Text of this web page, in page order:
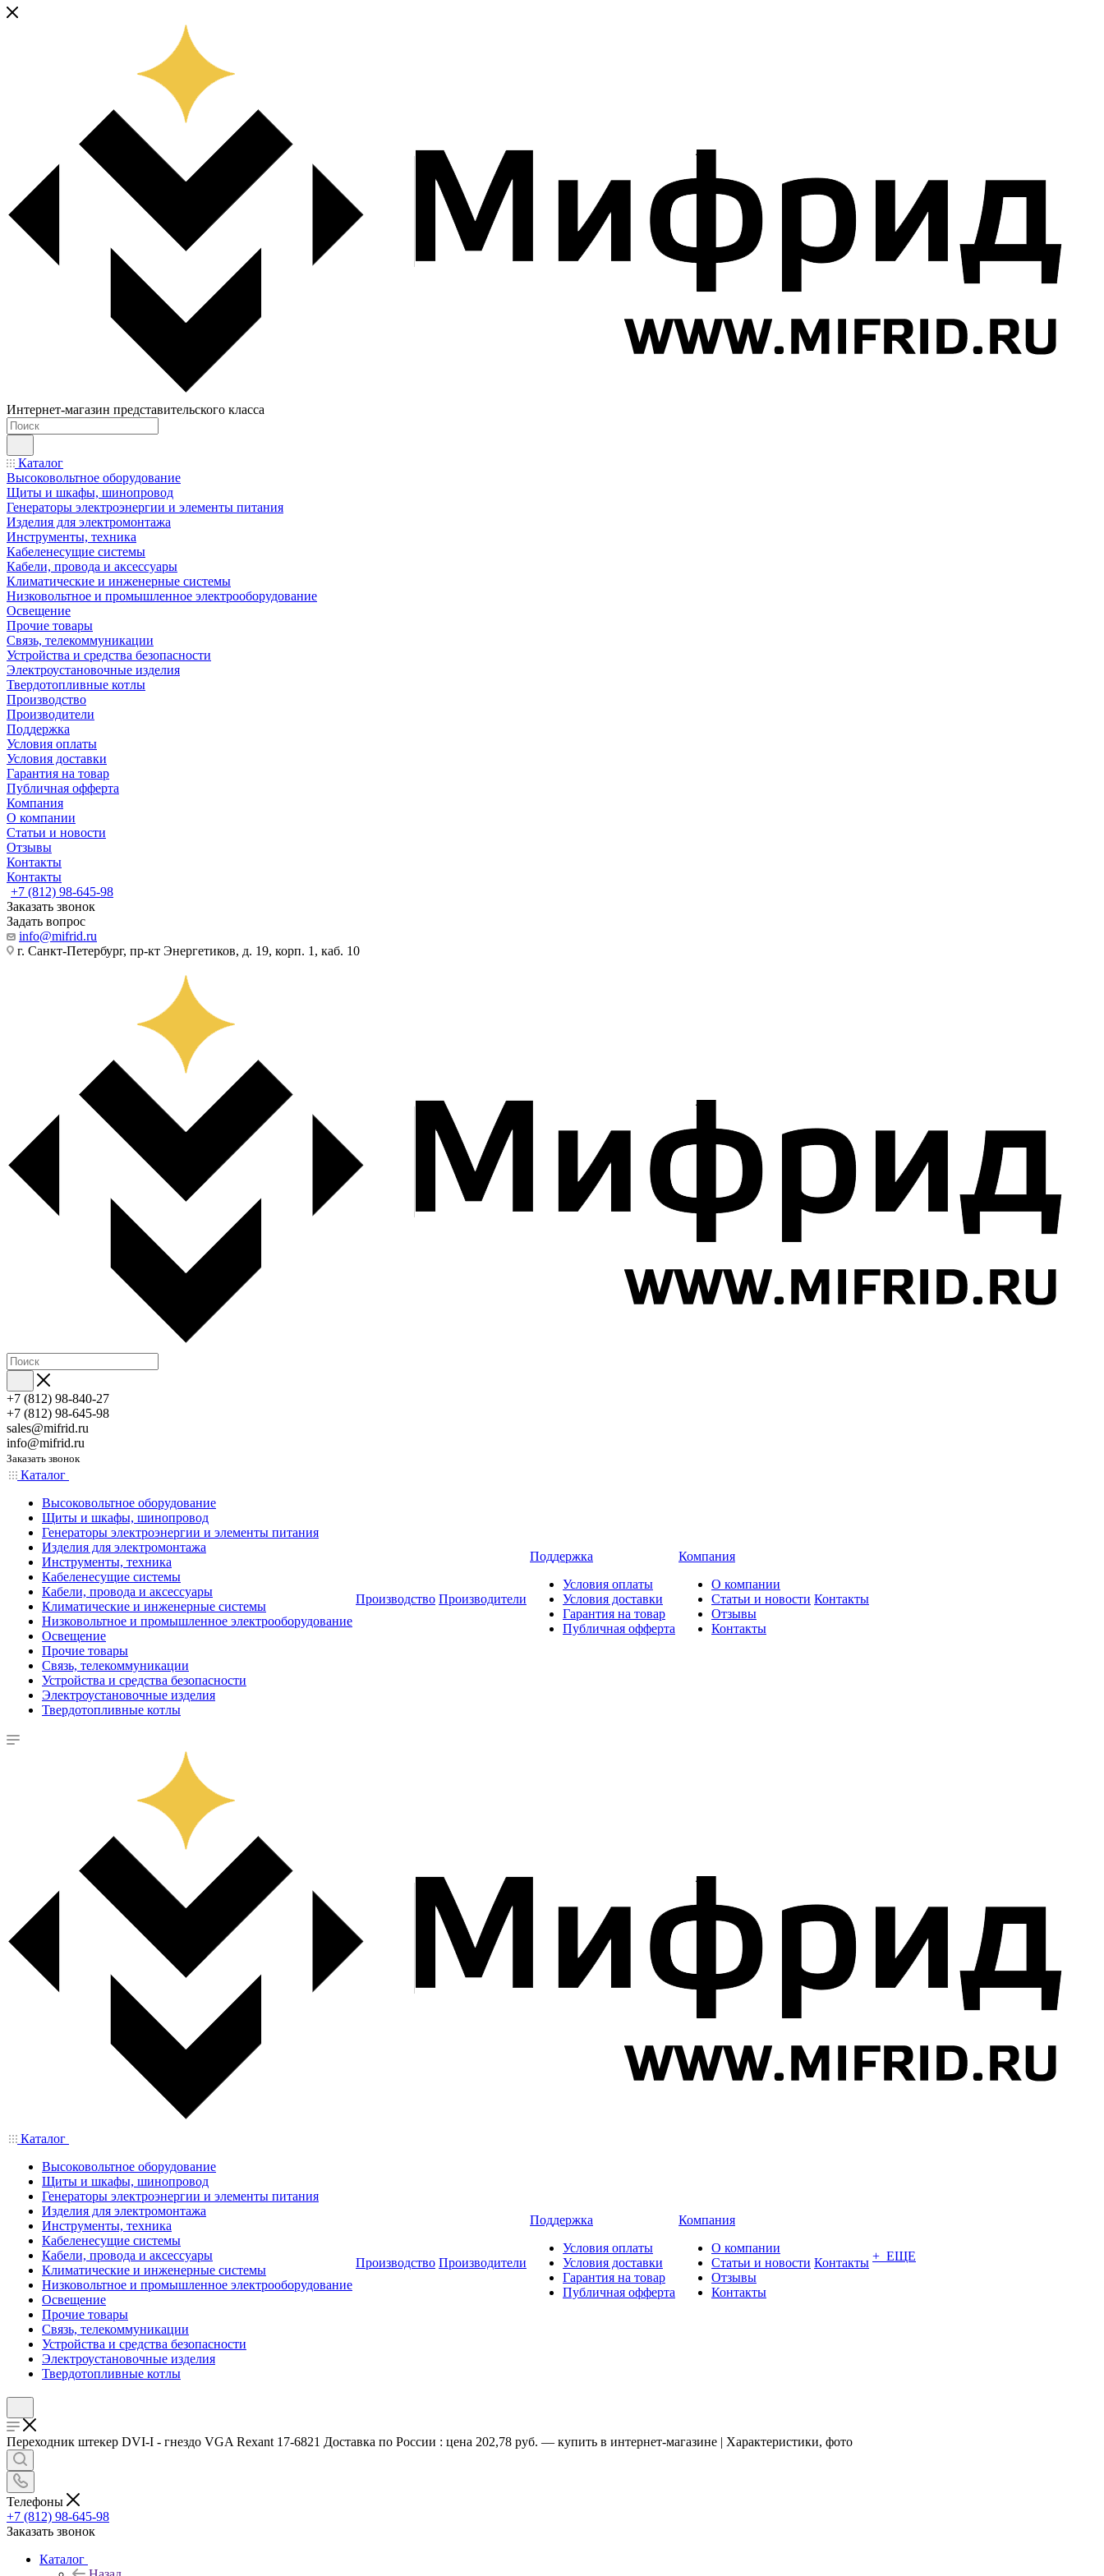
Интернет-магазин представительского класса
Каталог
Высоковольтное оборудование
Щиты и шкафы, шинопровод
Генераторы электроэнергии и элементы питания
Изделия для электромонтажа
Инструменты, техника
Кабеленесущие системы
Кабели, провода и аксессуары
Климатические и инженерные системы
Низковольтное и промышленное электрооборудование
Освещение
Прочие товары
Связь, телекоммуникации
Устройства и средства безопасности
Электроустановочные изделия
Твердотопливные котлы
Производство
Производители
Поддержка
Условия оплаты
Условия доставки
Гарантия на товар
Публичная офферта
Компания
О компании
Статьи и новости
Отзывы
Контакты
Контакты
+7 (812) 98-645-98
Заказать звонок
Задать вопрос
info@mifrid.ru
г. Санкт-Петербург, пр-кт Энергетиков, д. 19, корп. 1, каб. 10
+7 (812) 98-840-27
+7 (812) 98-645-98
sales@mifrid.ru
info@mifrid.ru
Заказать звонок
Каталог
Высоковольтное оборудование
Щиты и шкафы, шинопровод
Генераторы электроэнергии и элементы питания
Изделия для электромонтажа
Инструменты, техника
Кабеленесущие системы
Кабели, провода и аксессуары
Климатические и инженерные системы
Низковольтное и промышленное электрооборудование
Освещение
Прочие товары
Связь, телекоммуникации
Устройства и средства безопасности
Электроустановочные изделия
Твердотопливные котлы
Производство Производители
Поддержка
Условия оплаты
Условия доставки
Гарантия на товар
Публичная офферта
Компания
О компании
Статьи и новости
Отзывы
Контакты
Контакты
Каталог
Высоковольтное оборудование
Щиты и шкафы, шинопровод
Генераторы электроэнергии и элементы питания
Изделия для электромонтажа
Инструменты, техника
Кабеленесущие системы
Кабели, провода и аксессуары
Климатические и инженерные системы
Низковольтное и промышленное электрооборудование
Освещение
Прочие товары
Связь, телекоммуникации
Устройства и средства безопасности
Электроустановочные изделия
Твердотопливные котлы
Производство Производители
Поддержка
Условия оплаты
Условия доставки
Гарантия на товар
Публичная офферта
Компания
О компании
Статьи и новости
Отзывы
Контакты
Контакты + ЕЩЕ
Переходник штекер DVI-I - гнездо VGA Rexant 17-6821 Доставка по России : цена 202,78 руб. — купить в интернет-магазине | Характеристики, фото
Телефоны
+7 (812) 98-645-98
Заказать звонок
Каталог